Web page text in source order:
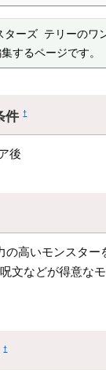
ターズ テリーのワ
するページです。
件†
後
の高いモンスター
文などが得意な
†